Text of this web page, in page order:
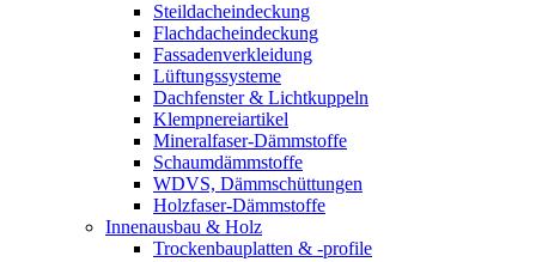
Steildacheindeckung
Flachdacheindeckung
Fassadenverkleidung
Lüftungssysteme
Dachfenster & Lichtkuppeln
Klempnereiartikel
Mineralfaser-Dämmstoffe
Schaumdämmstoffe
WDVS, Dämmschüttungen
Holzfaser-Dämmstoffe
Innenausbau & Holz
Trockenbauplatten & -profile